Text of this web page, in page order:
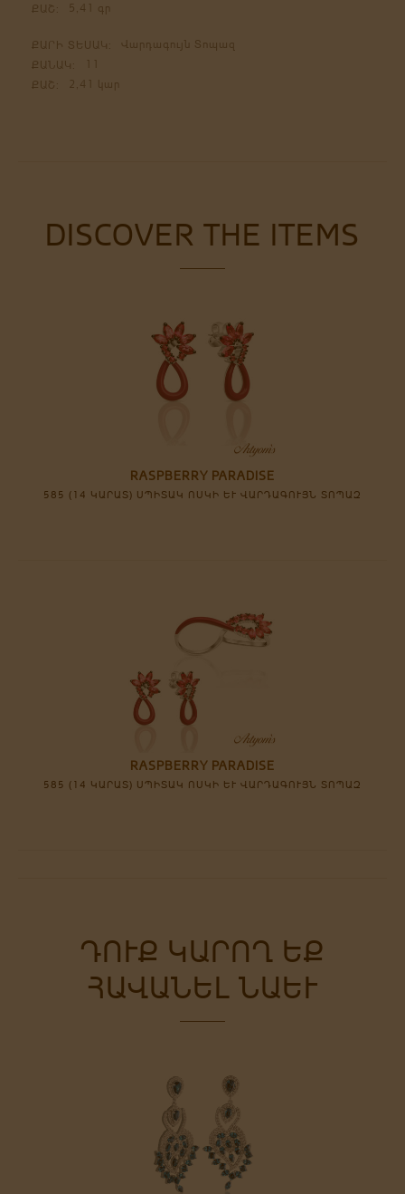
ՔԱՇ:
5,41 գր
ՔԱՐԻ ՏԵՍԱԿ:
Վարդագույն Տոպազ
ՔԱՆԱԿ:
11
ՔԱՇ:
2,41 կար
DISCOVER THE ITEMS
RASPBERRY PARADISE
585 (14 ԿԱՐԱՏ) ՍՊԻՏԱԿ ՈՍԿԻ ԵՒ ՎԱՐԴԱԳՈՒՅՆ ՏՈՊԱԶ
RASPBERRY PARADISE
585 (14 ԿԱՐԱՏ) ՍՊԻՏԱԿ ՈՍԿԻ ԵՒ ՎԱՐԴԱԳՈՒՅՆ ՏՈՊԱԶ
ԴՈՒՔ ԿԱՐՈՂ ԵՔ
ՀԱՎԱՆԵԼ ՆԱԵՒ